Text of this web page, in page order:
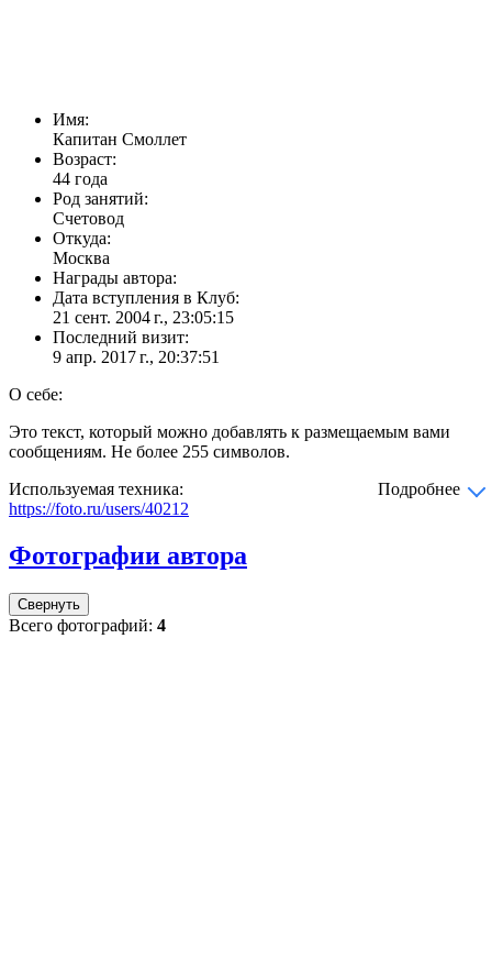
Имя:
Капитан Смоллет
Возраст:
44 года
Род занятий:
Счетовод
Откуда:
Москва
Награды автора:
Дата вступления в Клуб:
21 сент. 2004 г., 23:05:15
Последний визит:
9 апр. 2017 г., 20:37:51
О себе:
Это текст, который можно добавлять к размещаемым вами
сообщениям. Не более 255 символов.
Используемая техника:
Подробнее
https://foto.ru/users/40212
Фотографии автора
Свернуть
Всего фотографий: 4